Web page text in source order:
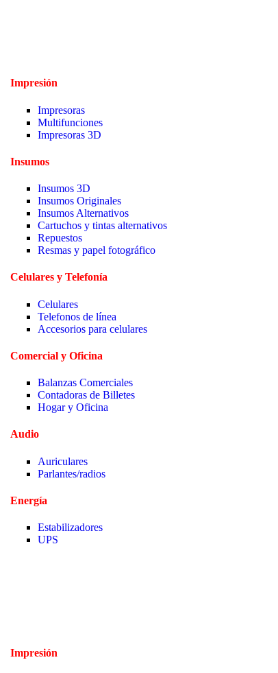
Impresión
Impresoras
Multifunciones
Impresoras 3D
Insumos
Insumos 3D
Insumos Originales
Insumos Alternativos
Cartuchos y tintas alternativos
Repuestos
Resmas y papel fotográfico
Celulares y Telefonía
Celulares
Telefonos de línea
Accesorios para celulares
Comercial y Oficina
Balanzas Comerciales
Contadoras de Billetes
Hogar y Oficina
Audio
Auriculares
Parlantes/radios
Energía
Estabilizadores
UPS
Impresión